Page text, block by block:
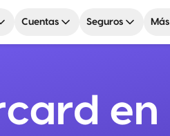
Cuentas Seguros Más
en